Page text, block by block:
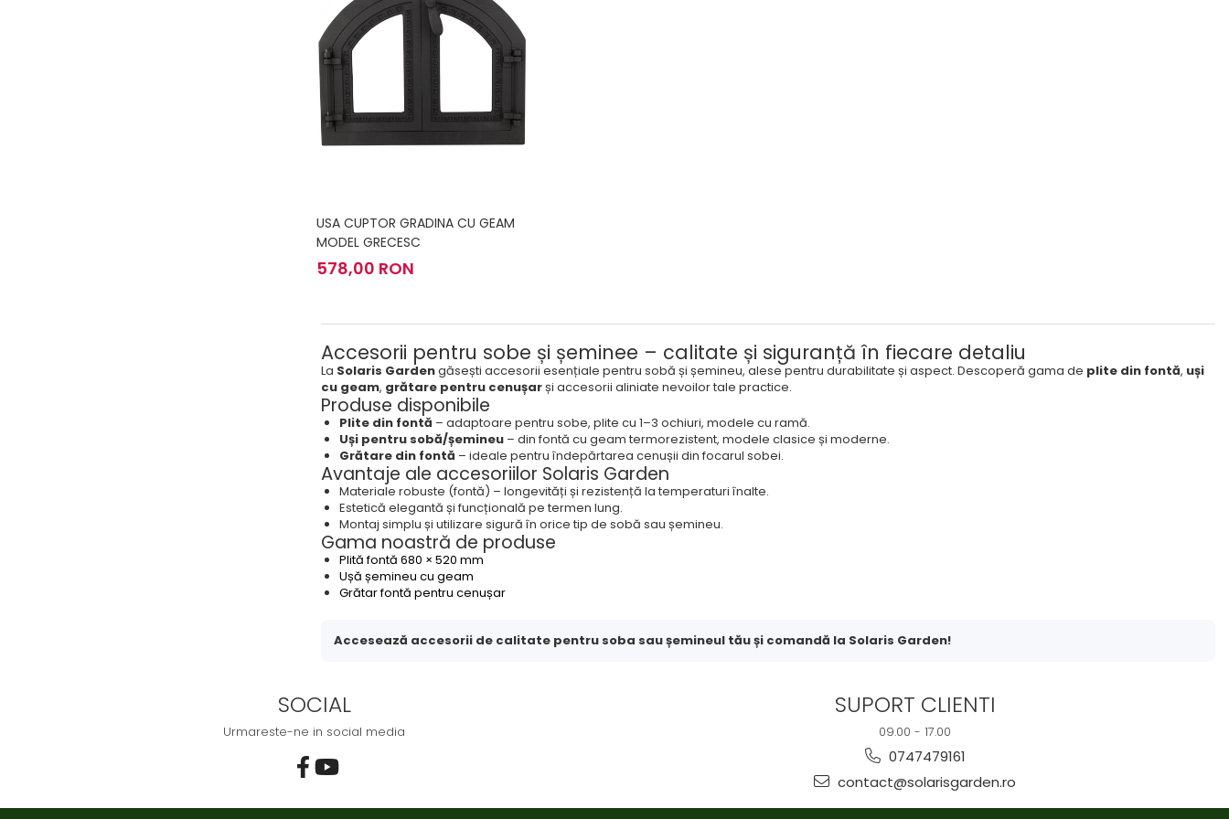
USA CUPTOR GRADINA CU GEAM
MODEL GRECESC
578,00 RON
Accesorii pentru sobe și șeminee – calitate și siguranță în fiecare detaliu
La Solaris Gardengăsești accesorii esențiale pentru sobă și șemineu, alese pentru durabilitate și aspect. Descoperă gama de plite din fontă, uși
cu geam, grătare pentru cenușarși accesorii aliniate nevoilor tale practice.
Produse disponibile
Plite din fontă – adaptoare pentru sobe, plite cu 1–3 ochiuri, modele cu ramă.
Uși pentru sobă/șemineu – din fontă cu geam termorezistent, modele clasice și moderne.
Grătare din fontă – ideale pentru îndepărtarea cenușii din focarul sobei.
Avantaje ale accesoriilor Solaris Garden
Materiale robuste (fontă) – longevități și rezistență la temperaturi înalte.
Estetică elegantă și funcțională pe termen lung.
Montaj simplu și utilizare sigură în orice tip de sobă sau șemineu.
Gama noastră de produse
Plită fontă 680 × 520 mm
Ușă șemineu cu geam
Grătar fontă pentru cenușar
Accesează accesorii de calitate pentru soba sau șemineul tău și comandă la Solaris Garden!
SOCIAL
Urmareste-ne in social media
SUPORT CLIENTI
09.00 - 17.00
0747479161
contact@solarisgarden.ro